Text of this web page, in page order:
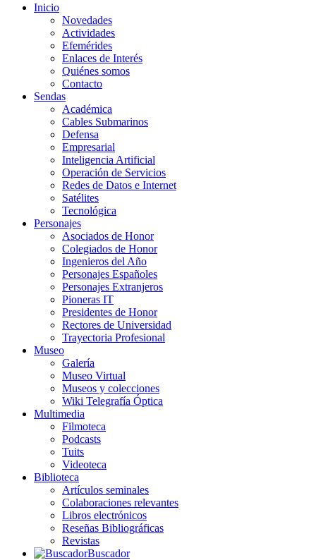
Inicio
Novedades
Actividades
Efemérides
Enlaces de Interés
Quiénes somos
Contacto
Sendas
Académica
Cables Submarinos
Defensa
Empresarial
Inteligencia Artificial
Operación de Servicios
Redes de Datos e Internet
Satélites
Tecnológica
Personajes
Asociados de Honor
Colegiados de Honor
Ingenieros del Año
Personajes Españoles
Personajes Extranjeros
Pioneras IT
Presidentes de Honor
Rectores de Universidad
Trayectoria Profesional
Museo
Galería
Museo Virtual
Museos y colecciones
Wiki Telegrafía Óptica
Multimedia
Filmoteca
Podcasts
Tuits
Videoteca
Biblioteca
Artículos seminales
Colaboraciones relevantes
Libros electrónicos
Reseñas Bibliográficas
Revistas
Buscador